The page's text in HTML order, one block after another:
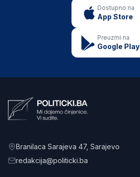
Dostupno na
App Store
Preuzmi na
Google Play
Branilaca Sarajeva 47, Sarajevo
redakcija@politicki.ba